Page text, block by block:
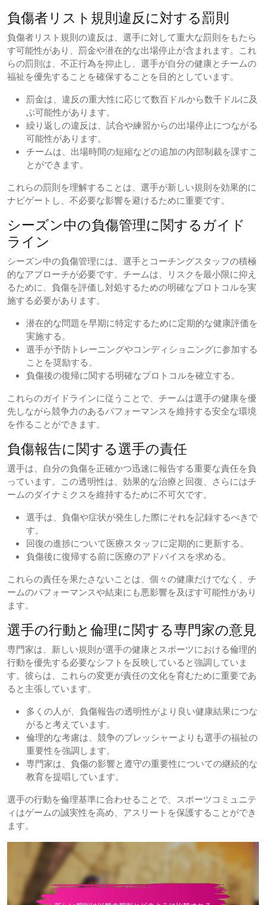
負傷者リスト規則違反に対する罰則
負傷者リスト規則の違反は、選手に対して重大な罰則をもたら
す可能性があり、罰金や潜在的な出場停止が含まれます。これ
らの罰則は、不正行為を抑止し、選手が自分の健康とチームの
福祉を優先することを確保することを目的としています。
罰金は、違反の重大性に応じて数百ドルから数千ドルに及
ぶ可能性があります。
繰り返しの違反は、試合や練習からの出場停止につながる
可能性があります。
チームは、出場時間の短縮などの追加の内部制裁を課すこ
とができます。
これらの罰則を理解することは、選手が新しい規則を効果的に
ナビゲートし、不必要な影響を避けるために重要です。
シーズン中の負傷管理に関するガイド
ライン
シーズン中の負傷管理には、選手とコーチングスタッフの積極
的なアプローチが必要です。チームは、リスクを最小限に抑え
るために、負傷を評価し対処するための明確なプロトコルを実
施する必要があります。
潜在的な問題を早期に特定するために定期的な健康評価を
実施する。
選手が予防トレーニングやコンディショニングに参加する
ことを奨励する。
負傷後の復帰に関する明確なプロトコルを確立する。
これらのガイドラインに従うことで、チームは選手の健康を優
先しながら競争力のあるパフォーマンスを維持する安全な環境
を作ることができます。
負傷報告に関する選手の責任
選手は、自分の負傷を正確かつ迅速に報告する重要な責任を負
っています。この透明性は、効果的な治療と回復、さらにはチ
ームのダイナミクスを維持するために不可欠です。
選手は、負傷や症状が発生した際にそれを記録するべきで
す。
回復の進捗について医療スタッフに定期的に更新する。
負傷後に復帰する前に医療のアドバイスを求める。
これらの責任を果たさないことは、個々の健康だけでなく、チ
ームのパフォーマンスや結束にも悪影響を及ぼす可能性があり
ます。
選手の行動と倫理に関する専門家の意見
専門家は、新しい規則が選手の健康とスポーツにおける倫理的
行動を優先する必要なシフトを反映していると強調していま
す。彼らは、これらの変更が責任の文化を育むために重要であ
ると主張しています。
多くの人が、負傷報告の透明性がより良い健康結果につな
がると考えています。
倫理的な考慮は、競争のプレッシャーよりも選手の福祉の
重要性を強調します。
専門家は、負傷の影響と遵守の重要性についての継続的な
教育を提唱しています。
選手の行動を倫理基準に合わせることで、スポーツコミュニテ
ィはゲームの誠実性を高め、アスリートを保護することができ
ます。